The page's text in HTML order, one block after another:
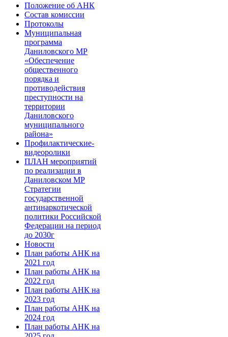
Положение об АНК
Состав комиссии
Протоколы
Муниципальная
программа
Даниловского МР
«Обеспечение
общественного
порядка и
противодействия
преступности на
территории
Даниловского
муниципального
района»
Профилактические-
видеоролики
ПЛАН мероприятий
по реализации в
Даниловском МР
Стратегии
государственной
антинаркотической
политики Российской
Федерации на период
до 2030г
Новости
План работы АНК на
2021 год
План работы АНК на
2022 год
План работы АНК на
2023 год
План работы АНК на
2024 год
План работы АНК на